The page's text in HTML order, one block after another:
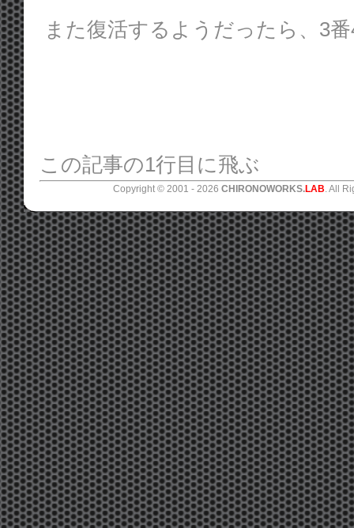
また復活するようだったら、3
この記事の1行目に飛ぶ
Copyright © 2001 - 2026 CHIRONOWORKS.LAB. All